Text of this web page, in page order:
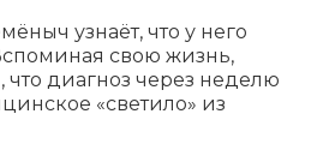
узнаёт, что у него
свою жизнь,
что диагноз через неделю
«светило» из